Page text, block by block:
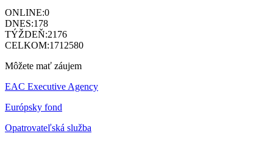
ONLINE:0
DNES:178
TÝŽDEŇ:2176
CELKOM:1712580
Môžete mať záujem
EAC Executive Agency
Európsky fond
Opatrovateľská služba